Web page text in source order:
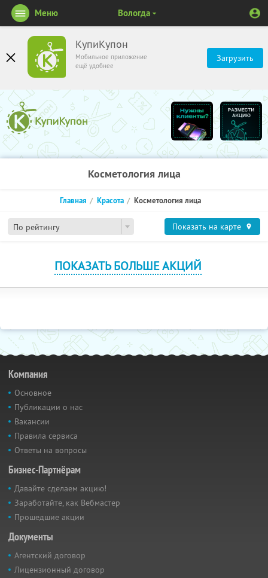
КупиКупон
Мобильное приложение
ещё удобнее
Загрузить
Меню Вологда
Косметология лица
По рейтингу
Главная Красота Косметология лица
Показать на карте
ПОКАЗАТЬ БОЛЬШЕ АКЦИЙ
Компания
Основное
Публикации о нас
Вакансии
Правила сервиса
Ответы на вопросы
Бизнес-Партнёрам
Давайте сделаем акцию!
Заработайте, как Вебмастер
Прошедшие акции
Документы
Агентский договор
Лицензионный договор